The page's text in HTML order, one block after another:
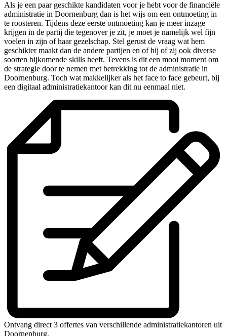
Als je een paar geschikte kandidaten voor je hebt voor de financiële
administratie in Doornenburg dan is het wijs om een ontmoeting in
te roosteren. Tijdens deze eerste ontmoeting kan je meer inzage
krijgen in de partij die tegenover je zit, je moet je namelijk wel fijn
voelen in zijn of haar gezelschap. Stel gerust de vraag wat hem
geschikter maakt dan de andere partijen en of hij of zij ook diverse
soorten bijkomende skills heeft. Tevens is dit een mooi moment om
de strategie door te nemen met betrekking tot de administratie in
Doornenburg. Toch wat makkelijker als het face to face gebeurt, bij
een digitaal administratiekantoor kan dit nu eenmaal niet.
Ontvang direct 3 offertes van verschillende administratiekantoren uit
Doornenburg.